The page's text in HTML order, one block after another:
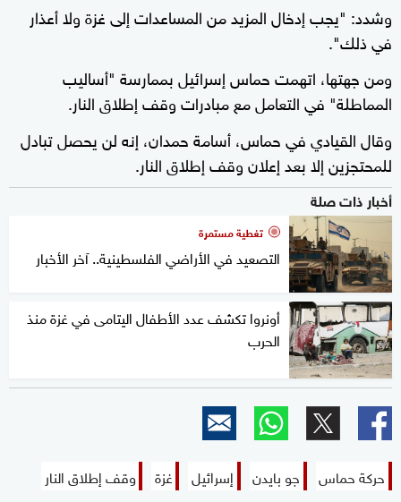
وشدد: "يجب إدخال المزيد من المساعدات إلى غزة ولا أعذار
في ذلك".
ومن جهتها، اتهمت حماس إسرائيل بممارسة "أساليب
المماطلة" في التعامل مع مبادرات وقف إطلاق النار.
وقال القيادي في حماس، أسامة حمدان، إنه لن يحصل تبادل
للمحتجزين إلا بعد إعلان وقف إطلاق النار.
أخبار ذات صلة
تغطية مستمرة
التصعيد في الأراضي الفلسطينية.. آخر الأخبار
أونروا تكشف عدد الأطفال اليتامى في غزة منذ
الحرب
حركة حماس جو بايدن إسرائيل غزة وقف إطلاق النار